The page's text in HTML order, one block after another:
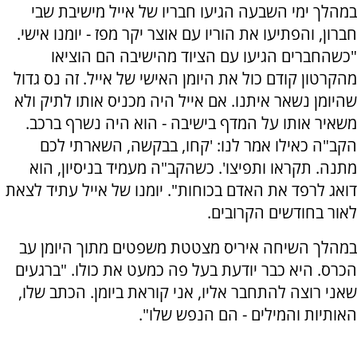
במהלך ימי השבעה הגיעו חבריו של אייל מישיבת שבי
חברון, והפתיעו את הוריו עם אוצר יקר מפז - יומנו אישי.
"כשהחברים הגיעו עם הציוד מהישיבה הם הוציאו
מהקרטון קודם כול את היומן האישי של אייל. זה נס גדול
שהיומן נשאר איתנו. אם אייל היה מכניס אותו לתיק ולא
משאיר אותו על המדף בישיבה - הוא היה נשרף ברכב.
הקב"ה כאילו אמר לנו: 'קחו, בבקשה, השארתי לכם
מתנה. תקראו ותפיצו'. כשהקב"ה מעמיד בניסיון, הוא
דואג לרפד את האדם בכוחות". יומנו של אייל עתיד לצאת
לאור בחודשים הקרובים.
במהלך השיחה איריס מצטטת משפטים מתוך היומן עב
הכרס. היא כבר יודעת בעל פה כמעט את כולו. "ברגעים
שאני רוצה להתחבר אליו, אני קוראת ביומן. הכתב שלו,
האותיות והמילים - הם הנפש שלו".